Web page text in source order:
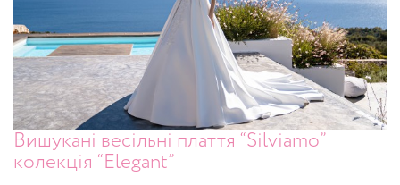
Вишукані весільні плаття “Silviamo”
колекція “Elegant”